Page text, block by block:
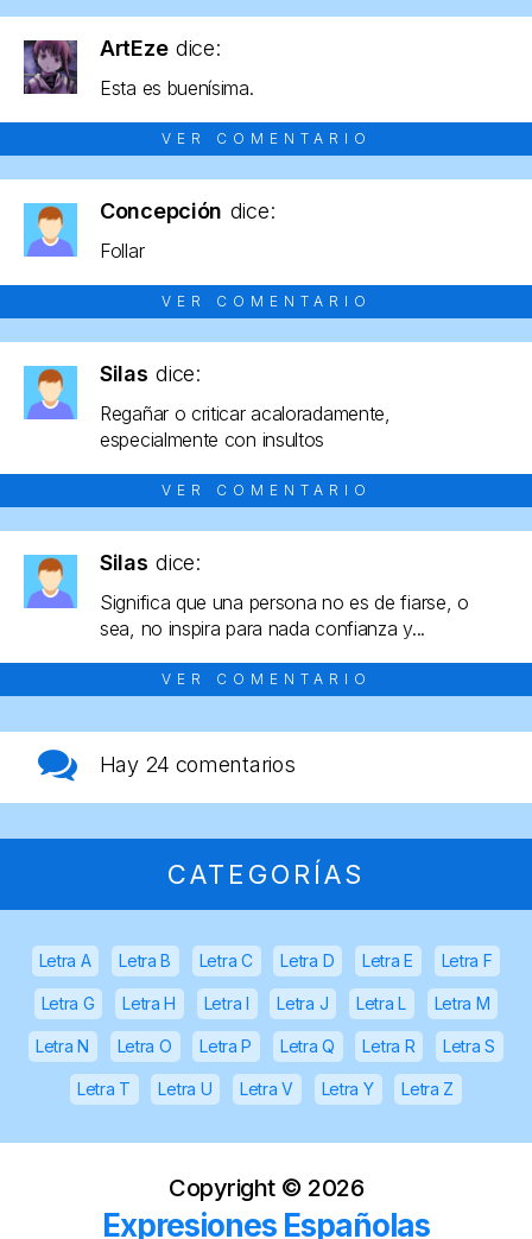
ArtEze dice:
Esta es buenísima.
VER COMENTARIO
Concepción dice:
Follar
VER COMENTARIO
Silas dice:
Regañar o criticar acaloradamente,
especialmente con insultos
VER COMENTARIO
Silas dice:
Significa que una persona no es de fiarse, o
sea, no inspira para nada confianza y...
VER COMENTARIO
Hay 24 comentarios
CATEGORÍAS
Letra A Letra B Letra C Letra D Letra E Letra F
Letra G Letra H Letra I Letra J Letra L Letra M
Letra N Letra O Letra P Letra Q Letra R Letra S
Letra T Letra U Letra V Letra Y Letra Z
Copyright © 2026
Expresiones Españolas